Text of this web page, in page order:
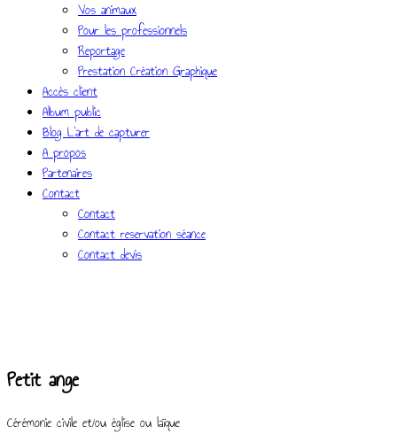
Vos animaux
Pour les professionnels
Reportage
Prestation Création Graphique
Accès client
Album public
Blog L’art de capturer
A propos
Partenaires
Contact
Contact
Contact reservation séance
Contact devis
Petit ange
Cérémonie civile et/ou église ou laïque